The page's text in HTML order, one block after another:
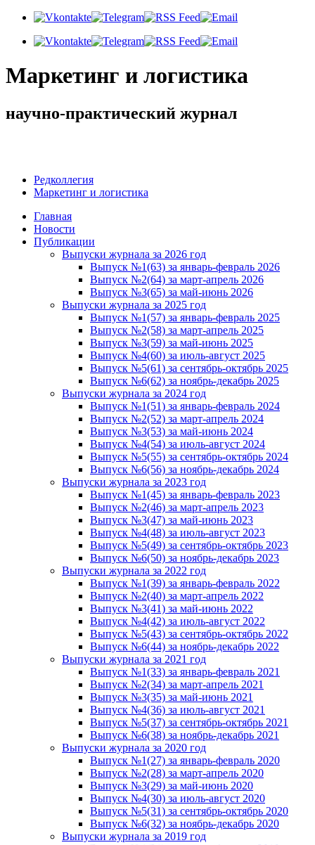
Маркетинг и логистика
научно-практический журнал
Редколлегия
Маркетинг и логистика
Главная
Новости
Публикации
Выпуски журнала за 2026 год
Выпуск №1(63) за январь-февраль 2026
Выпуск №2(64) за март-апрель 2026
Выпуск №3(65) за май-июнь 2026
Выпуски журнала за 2025 год
Выпуск №1(57) за январь-февраль 2025
Выпуск №2(58) за март-апрель 2025
Выпуск №3(59) за май-июнь 2025
Выпуск №4(60) за июль-август 2025
Выпуск №5(61) за сентябрь-октябрь 2025
Выпуск №6(62) за ноябрь-декабрь 2025
Выпуски журнала за 2024 год
Выпуск №1(51) за январь-февраль 2024
Выпуск №2(52) за март-апрель 2024
Выпуск №3(53) за май-июнь 2024
Выпуск №4(54) за июль-август 2024
Выпуск №5(55) за сентябрь-октябрь 2024
Выпуск №6(56) за ноябрь-декабрь 2024
Выпуски журнала за 2023 год
Выпуск №1(45) за январь-февраль 2023
Выпуск №2(46) за март-апрель 2023
Выпуск №3(47) за май-июнь 2023
Выпуск №4(48) за июль-август 2023
Выпуск №5(49) за сентябрь-октябрь 2023
Выпуск №6(50) за ноябрь-декабрь 2023
Выпуски журнала за 2022 год
Выпуск №1(39) за январь-февраль 2022
Выпуск №2(40) за март-апрель 2022
Выпуск №3(41) за май-июнь 2022
Выпуск №4(42) за июль-август 2022
Выпуск №5(43) за сентябрь-октябрь 2022
Выпуск №6(44) за ноябрь-декабрь 2022
Выпуски журнала за 2021 год
Выпуск №1(33) за январь-февраль 2021
Выпуск №2(34) за март-апрель 2021
Выпуск №3(35) за май-июнь 2021
Выпуск №4(36) за июль-август 2021
Выпуск №5(37) за сентябрь-октябрь 2021
Выпуск №6(38) за ноябрь-декабрь 2021
Выпуски журнала за 2020 год
Выпуск №1(27) за январь-февраль 2020
Выпуск №2(28) за март-апрель 2020
Выпуск №3(29) за май-июнь 2020
Выпуск №4(30) за июль-август 2020
Выпуск №5(31) за сентябрь-октябрь 2020
Выпуск №6(32) за ноябрь-декабрь 2020
Выпуски журнала за 2019 год